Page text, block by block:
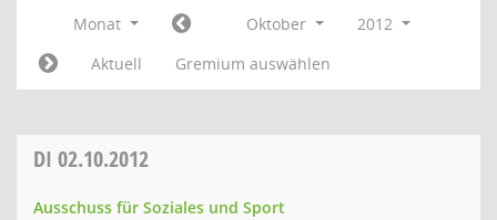
Monat Oktober
2012
Aktuell
Gremium auswählen
DI 02.10.2012
Ausschuss für Soziales und Sport